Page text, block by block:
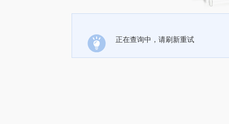
正在查询中，请刷新重试